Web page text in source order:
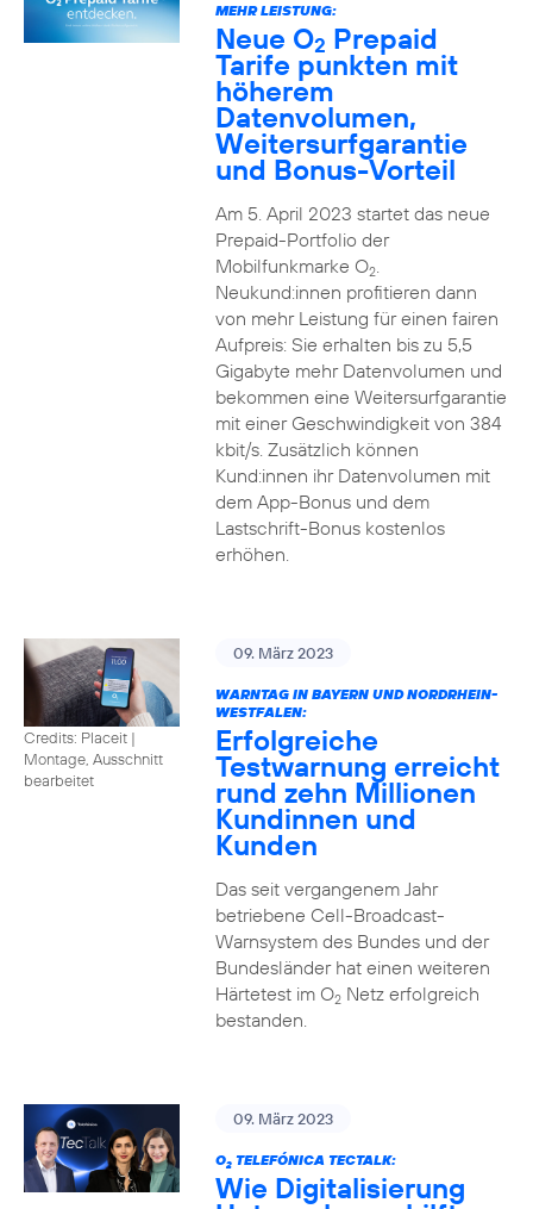
MEHR LEISTUNG:
Neue O2 Prepaid
Tarife punkten mit
höherem
Datenvolumen,
Weitersurfgarantie
und Bonus-Vorteil
Am 5. April 2023 startet das neue
Prepaid-Portfolio der
Mobilfunkmarke O2.
Neukund:innen profitieren dann
von mehr Leistung für einen fairen
Aufpreis: Sie erhalten bis zu 5,5
Gigabyte mehr Datenvolumen und
bekommen eine Weitersurfgarantie
mit einer Geschwindigkeit von 384
kbit/s. Zusätzlich können
Kund:innen ihr Datenvolumen mit
dem App-Bonus und dem
Lastschrift-Bonus kostenlos
erhöhen.
Credits: Placeit |
Montage, Ausschnitt
bearbeitet
09. März 2023
WARNTAG IN BAYERN UND NORDRHEIN-
WESTFALEN:
Erfolgreiche
Testwarnung erreicht
rund zehn Millionen
Kundinnen und
Kunden
Das seit vergangenem Jahr
betriebene Cell-Broadcast-
Warnsystem des Bundes und der
Bundesländer hat einen weiteren
Härtetest im O2Netz erfolgreich
bestanden.
09. März 2023
O2TELEFÓNICA TECTALK:
Wie Digitalisierung